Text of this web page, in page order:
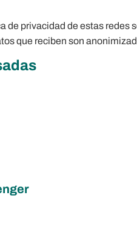
de privacidad de estas
que reciben son